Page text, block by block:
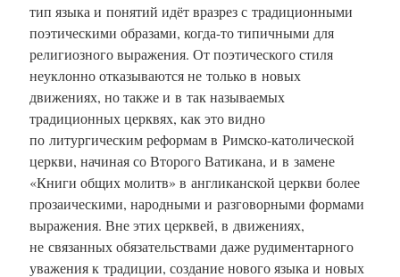
тип языка и понятий идёт вразрез с традиционными
поэтическими образами, когда-то типичными для
религиозного выражения. От поэтического стиля
неуклонно отказываются не только в новых
движениях, но также и в так называемых
традиционных церквях, как это видно
по литургическим реформам в Римско-католической
церкви, начиная со Второго Ватикана, и в замене
«Книги общих молитв» в англиканской церкви более
прозаическими, народными и разговорными формами
выражения. Вне этих церквей, в движениях,
не связанных обязательствами даже рудиментарного
уважения к традиции, создание нового языка и новых